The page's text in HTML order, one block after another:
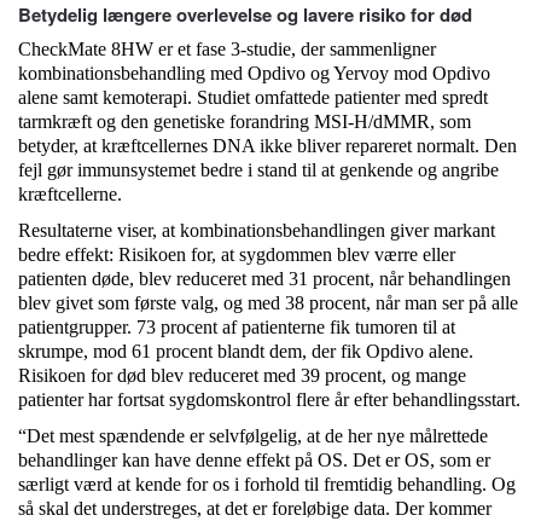
Betydelig længere overlevelse og lavere risiko for død
CheckMate 8HW er et fase 3-studie, der sammenligner
kombinationsbehandling med Opdivo og Yervoy mod Opdivo
alene samt kemoterapi. Studiet omfattede patienter med spredt
tarmkræft og den genetiske forandring MSI-H/dMMR, som
betyder, at kræftcellernes DNA ikke bliver repareret normalt. Den
fejl gør immunsystemet bedre i stand til at genkende og angribe
kræftcellerne.
Resultaterne viser, at kombinationsbehandlingen giver markant
bedre effekt: Risikoen for, at sygdommen blev værre eller
patienten døde, blev reduceret med 31 procent, når behandlingen
blev givet som første valg, og med 38 procent, når man ser på alle
patientgrupper. 73 procent af patienterne fik tumoren til at
skrumpe, mod 61 procent blandt dem, der fik Opdivo alene.
Risikoen for død blev reduceret med 39 procent, og mange
patienter har fortsat sygdomskontrol flere år efter behandlingsstart.
“Det mest spændende er selvfølgelig, at de her nye målrettede
behandlinger kan have denne effekt på OS. Det er OS, som er
særligt værd at kende for os i forhold til fremtidig behandling. Og
så skal det understreges, at det er foreløbige data. Der kommer